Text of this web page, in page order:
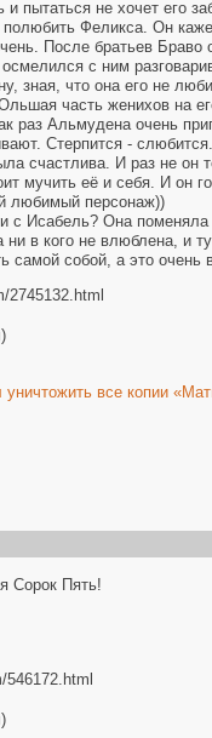
и пытаться не хочет его
Феликса. Он
После братьев Браво
с ним
зная, что она его не
часть женихов на
раз Альмудена очень
Стерпится -
счастлива. И раз не он
мучить её и себя. И он
любимый персонаж))
с Исабель? Она
в кого не влюблена, и
самой собой, а это очень
2745132.html
все копии
Сорок Пять!
546172.html